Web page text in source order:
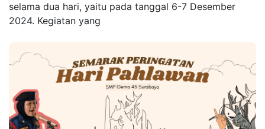
selama dua hari, yaitu pada tanggal 6-7 Desember
2024. Kegiatan yang